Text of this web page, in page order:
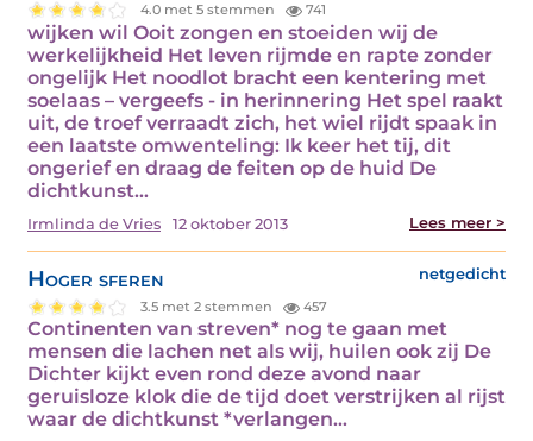
4.0 met 5 stemmen 741
wijken wil Ooit zongen en stoeiden wij de
werkelijkheid Het leven rijmde en rapte zonder
ongelijk Het noodlot bracht een kentering met
soelaas – vergeefs - in herinnering Het spel raakt
uit, de troef verraadt zich, het wiel rijdt spaak in
een laatste omwenteling: Ik keer het tij, dit
ongerief en draag de feiten op de huid De
dichtkunst…
Irmlinda de Vries 12 oktober 2013 Lees meer >
Hoger sferen netgedicht
3.5 met 2 stemmen 457
Continenten van streven* nog te gaan met
mensen die lachen net als wij, huilen ook zij De
Dichter kijkt even rond deze avond naar
geruisloze klok die de tijd doet verstrijken al rijst
waar de dichtkunst *verlangen…